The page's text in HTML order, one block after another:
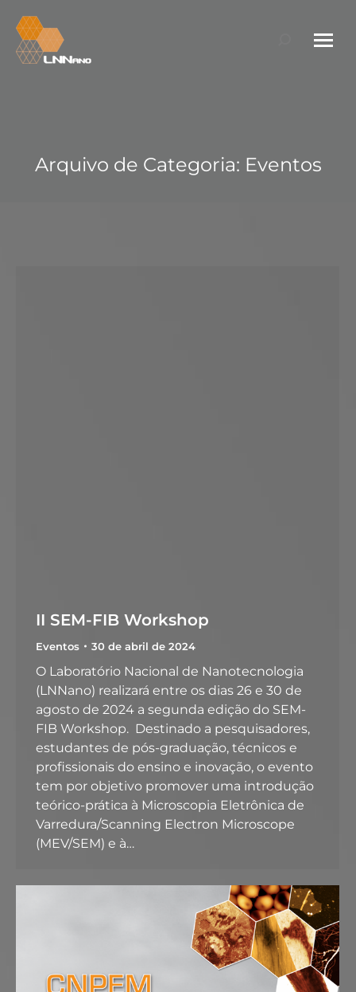
Search:
Arquivo de Categoria: Eventos
II SEM-FIB Workshop
Eventos 30 de abril de 2024
O Laboratório Nacional de Nanotecnologia
(LNNano) realizará entre os dias 26 e 30 de
agosto de 2024 a segunda edição do SEM-
FIB Workshop. Destinado a pesquisadores,
estudantes de pós-graduação, técnicos e
profissionais do ensino e inovação, o evento
tem por objetivo promover uma introdução
teórico-prática à Microscopia Eletrônica de
Varredura/Scanning Electron Microscope
(MEV/SEM) e à…